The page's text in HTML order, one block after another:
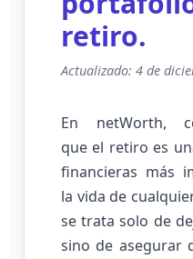
retiro.
Actualizado: 4 de
En netWorth,
que el retiro es
financieras más
la vida de
se trata solo de
sino de asegurar